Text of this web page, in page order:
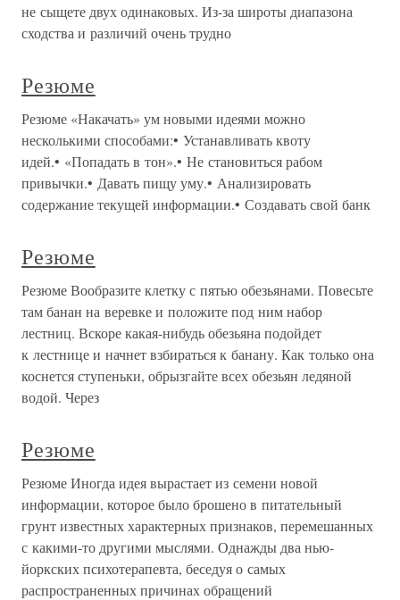
не сыщете двух одинаковых. Из-за широты диапазона
сходства и различий очень трудно
Резюме
Резюме «Накачать» ум новыми идеями можно
несколькими способами:• Устанавливать квоту
идей.• «Попадать в тон».• Не становиться рабом
привычки.• Давать пищу уму.• Анализировать
содержание текущей информации.• Создавать свой банк
Резюме
Резюме Вообразите клетку с пятью обезьянами. Повесьте
там банан на веревке и положите под ним набор
лестниц. Вскоре какая-нибудь обезьяна подойдет
к лестнице и начнет взбираться к банану. Как только она
коснется ступеньки, обрызгайте всех обезьян ледяной
водой. Через
Резюме
Резюме Иногда идея вырастает из семени новой
информации, которое было брошено в питательный
грунт известных характерных признаков, перемешанных
с какими-то другими мыслями. Однажды два нью-
йоркских психотерапевта, беседуя о самых
распространенных причинах обращений